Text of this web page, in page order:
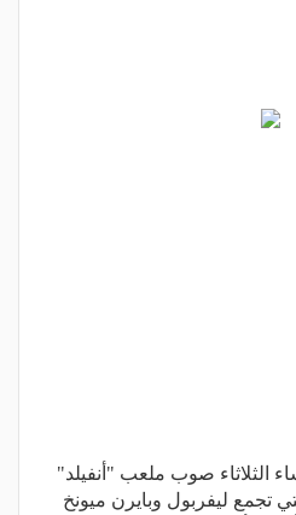
الثلاثاء صوب ملعب "أنفيلد"
تجمع ليفربول وبايرن ميونخ